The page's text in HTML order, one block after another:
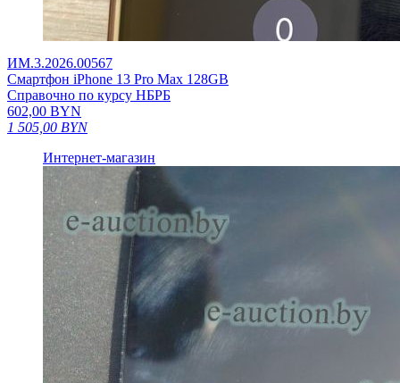
ИМ.3.2026.00567
Смартфон iPhone 13 Pro Max 128GB
Справочно по курсу НБРБ
602,00 BYN
1 505,00 BYN
Интернет-магазин